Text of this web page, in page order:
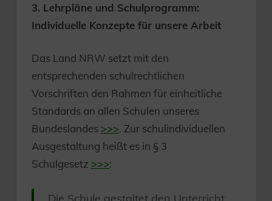
3. Lehrpläne und Schulprogramm:
Individuelle Konzepte für unsere Arbeit
Das Land NRW setzt mit den
entsprechenden schulrechtlichen
Vorschriften den Rahmen für einheitliche
Standards an allen Schulen unseres
Bundeslandes >>>. Zur schulindividuellen
Ausgestaltung heißt es in § 3
Schulgesetz >>>: